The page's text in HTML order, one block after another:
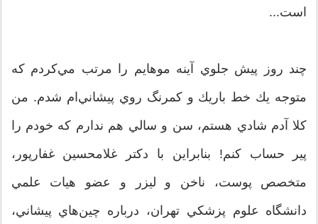
است...
چند روز پيش جلوي آينه موهايم را مرتب مي‌كردم كه
متوجه يك خط باريك و كمرنگ روي پيشاني‌ام شدم. من
كلا آدم شادي هستم، سن و سالي هم ندارم كه خودم را
پير حساب كنم! بنابراين با دكتر غلامحسين غفارپور،
متخصص پوست، ناخن و ليزر و عضو هيات علمي
دانشگاه علوم پزشكي تهران، درباره چين‌هاي پيشاني،